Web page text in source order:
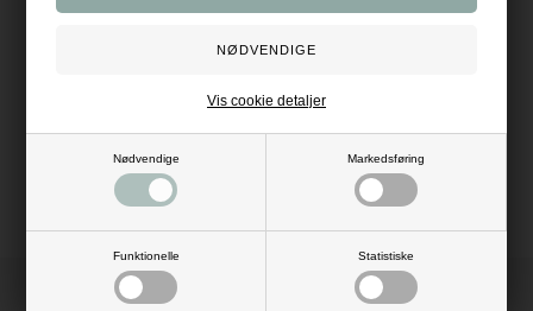
Nødvendige Markedsføring
Funktionelle Statistiske
Vis cookie detaljer
Pomponer er en charmerende dekoration til alle slags fester som
Materiale: silkepapir